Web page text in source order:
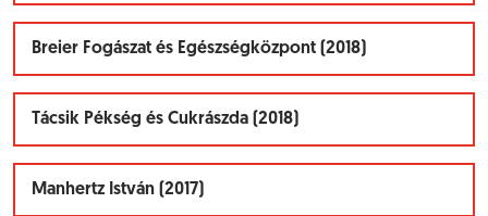
Breier Fogászat és Egészségközpont (2018)
Tácsik Pékség és Cukrászda (2018)
Manhertz István (2017)